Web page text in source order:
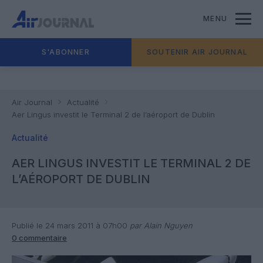
MENU
S'ABONNER SOUTENIR AIR JOURNAL
Air Journal
Actualité
Aer Lingus investit le Terminal 2 de l’aéroport de Dublin
Actualité
AER LINGUS INVESTIT LE TERMINAL 2 DE
L’AÉROPORT DE DUBLIN
Publié le 24 mars 2011 à 07h00 par Alain Nguyen
0 commentaire